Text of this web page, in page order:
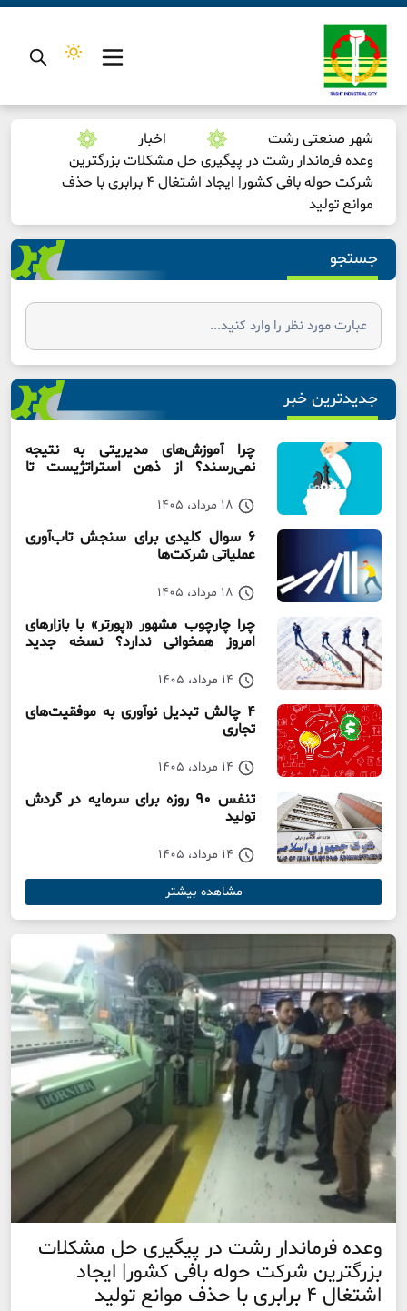
شهر صنعتی رشت
اخبار
وعده فرماندار رشت در پیگیری حل مشکلات بزرگترین
شرکت حوله بافی کشور| ایجاد اشتغال ۴ برابری با حذف
موانع تولید
جستجو
جدیدترین خبر
چرا آموزش‌های مدیریتی به نتیجه
نمی‌رسند؟ از ذهن استراتژیست تا
18 مرداد، 1405
۶ سوال کلیدی برای سنجش تاب‌آوری
عملیاتی شرکت‌ها
18 مرداد، 1405
چرا چارچوب مشهور «پورتر» با بازارهای
امروز همخوانی ندارد؟ نسخه جدید
14 مرداد، 1405
۴ چالش تبدیل نوآوری به موفقیت‌های
تجاری
14 مرداد، 1405
تنفس ۹۰ روزه برای سرمایه در گردش
تولید
14 مرداد، 1405
مشاهده بیشتر
وعده فرماندار رشت در پیگیری حل مشکلات
بزرگترین شرکت حوله بافی کشور| ایجاد
اشتغال ۴ برابری با حذف موانع تولید